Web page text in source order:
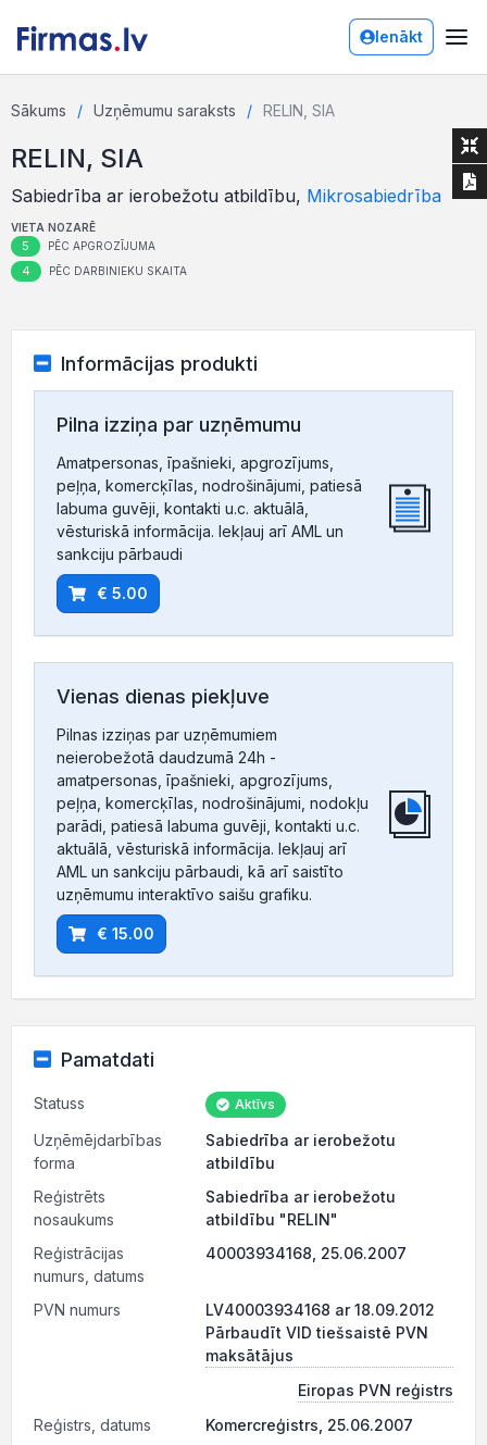
Ienākt
Sākums Uzņēmumu saraksts RELIN, SIA
RELIN, SIA
Sabiedrība ar ierobežotu atbildību, Mikrosabiedrība
VIETA NOZARĒ
5 PĒC APGROZĪJUMA
4 PĒC DARBINIEKU SKAITA
Informācijas produkti
Pilna izziņa par uzņēmumu
Amatpersonas, īpašnieki, apgrozījums,
peļņa, komercķīlas, nodrošinājumi, patiesā
labuma guvēji, kontakti u.c. aktuālā,
vēsturiskā informācija. Iekļauj arī AML un
sankciju pārbaudi
€ 5.00
Vienas dienas piekļuve
Pilnas izziņas par uzņēmumiem
neierobežotā daudzumā 24h -
amatpersonas, īpašnieki, apgrozījums,
peļņa, komercķīlas, nodrošinājumi, nodokļu
parādi, patiesā labuma guvēji, kontakti u.c.
aktuālā, vēsturiskā informācija. Iekļauj arī
AML un sankciju pārbaudi, kā arī saistīto
uzņēmumu interaktīvo saišu grafiku.
€ 15.00
Pamatdati
Statuss Aktīvs
Uzņēmējdarbības
forma
Sabiedrība ar ierobežotu
atbildību
Reģistrēts
nosaukums
Sabiedrība ar ierobežotu
atbildību "RELIN"
Reģistrācijas
numurs, datums
40003934168, 25.06.2007
PVN numurs
LV40003934168 ar 18.09.2012
Pārbaudīt VID tiešsaistē PVN
maksātājus
Eiropas PVN reģistrs
Reģistrs, datums
Komercreģistrs, 25.06.2007